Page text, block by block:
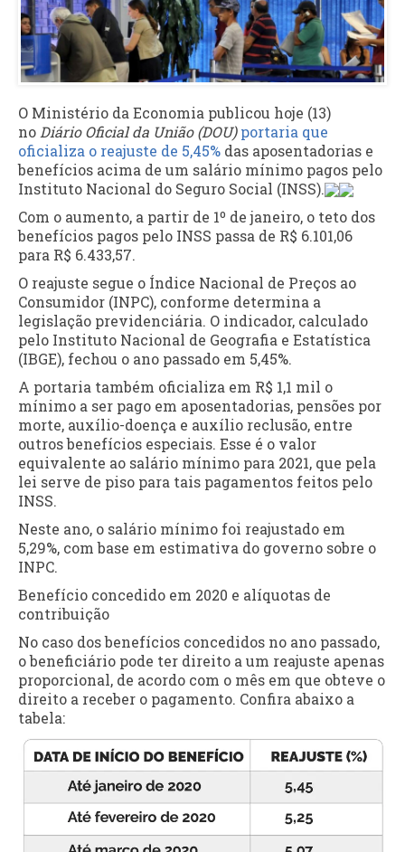
O Ministério da Economia publicou hoje (13)
no Diário Oficial da União (DOU) portaria que
oficializa o reajuste de 5,45% das aposentadorias e
benefícios acima de um salário mínimo pagos pelo
Instituto Nacional do Seguro Social (INSS).
Com o aumento, a partir de 1º de janeiro, o teto dos
benefícios pagos pelo INSS passa de R$ 6.101,06
para R$ 6.433,57.
O reajuste segue o Índice Nacional de Preços ao
Consumidor (INPC), conforme determina a
legislação previdenciária. O indicador, calculado
pelo Instituto Nacional de Geografia e Estatística
(IBGE), fechou o ano passado em 5,45%.
A portaria também oficializa em R$ 1,1 mil o
mínimo a ser pago em aposentadorias, pensões por
morte, auxílio-doença e auxílio reclusão, entre
outros benefícios especiais. Esse é o valor
equivalente ao salário mínimo para 2021, que pela
lei serve de piso para tais pagamentos feitos pelo
INSS.
Neste ano, o salário mínimo foi reajustado em
5,29%, com base em estimativa do governo sobre o
INPC.
Benefício concedido em 2020 e alíquotas de
contribuição
No caso dos benefícios concedidos no ano passado,
o beneficiário pode ter direito a um reajuste apenas
proporcional, de acordo com o mês em que obteve o
direito a receber o pagamento. Confira abaixo a
tabela: